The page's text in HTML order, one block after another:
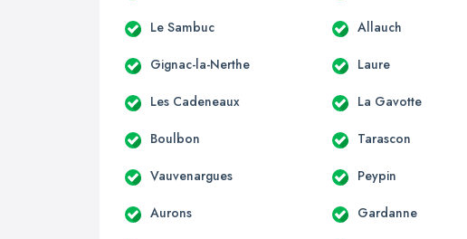
Le Sambuc Allauch
Gignac-la-Nerthe Laure
Les Cadeneaux La Gavotte
Boulbon Tarascon
Vauvenargues Peypin
Aurons Gardanne